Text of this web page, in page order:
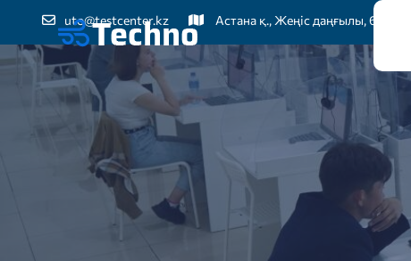
uto@testcenter.kz Астана қ., Жеңіс даңғылы, 60